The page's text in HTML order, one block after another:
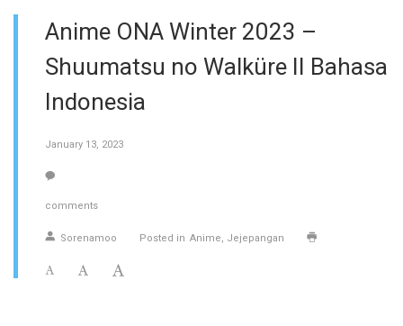
Anime ONA Winter 2023 –
Shuumatsu no Walküre II Bahasa
Indonesia
January 13, 2023
comments
Sorenamoo Posted in Anime Jejepangan